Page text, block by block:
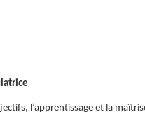
l’apprentissage et la